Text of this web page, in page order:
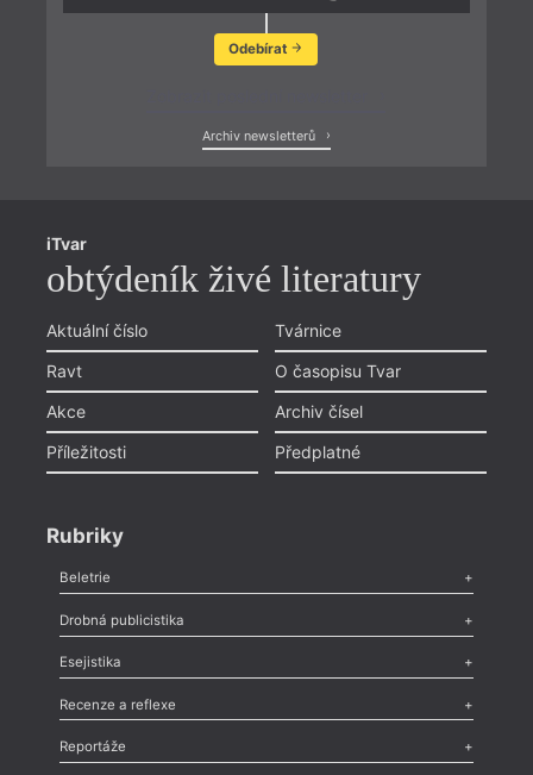
Odebírat
Archiv newsletterů
iTvar
obtýdeník živé literatury
Aktuální číslo
Ravt
Akce
Příležitosti
Tvárnice
O časopisu Tvar
Archiv čísel
Předplatné
Rubriky
Beletrie
Poezie,Próza,Dokumenty
Drobná publicistika
Odlesk
Nekrolog,Glosa,Sloupek,Pozvánka,Literární soutěž,
Esejistika
Esej , Pádlo,Úvaha
Recenze a reflexe
Recenze
Méně slov o próze,Celá rubrika
Reportáže